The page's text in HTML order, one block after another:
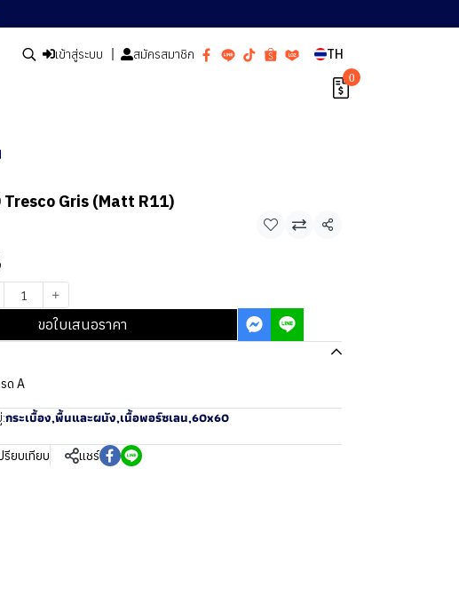
เข้าสู่ระบบ สมัครสมาชิก TH
0
Tresco Gris (Matt R11)
แชร์
ขอใบเสนอราคา
ด A
กระเบื้อง,พื้นและผนัง,เนื้อพอร์ซเลน,60x60
รียบเทียบ แชร์